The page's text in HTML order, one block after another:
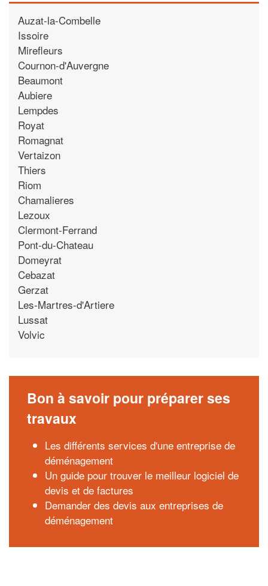
Auzat-la-Combelle
Issoire
Mirefleurs
Cournon-d'Auvergne
Beaumont
Aubiere
Lempdes
Royat
Romagnat
Vertaizon
Thiers
Riom
Chamalieres
Lezoux
Clermont-Ferrand
Pont-du-Chateau
Domeyrat
Cebazat
Gerzat
Les-Martres-d'Artiere
Lussat
Volvic
Bon à savoir pour préparer ses
travaux
Les différents services d'une entreprise de
déménagement
Un guide pour trouver le meilleur logiciel de
devis et de factures
Demander des devis aux entreprises de
déménagement